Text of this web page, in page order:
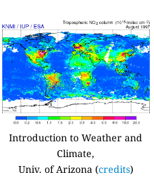
Introduction to Weather and
Climate,
Univ. of Arizona (credits)